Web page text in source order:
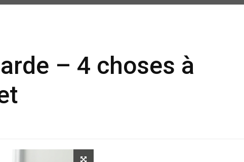
– 4 choses à